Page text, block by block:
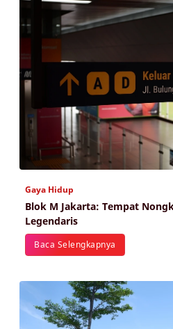
Gaya Hidup
Blok M Jakarta: Tempat
Legendaris
Baca Selengkapnya